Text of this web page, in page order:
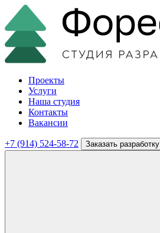
Проекты
Услуги
Наша студия
Контакты
Вакансии
+7 (914) 524-58-72 Заказать разработку